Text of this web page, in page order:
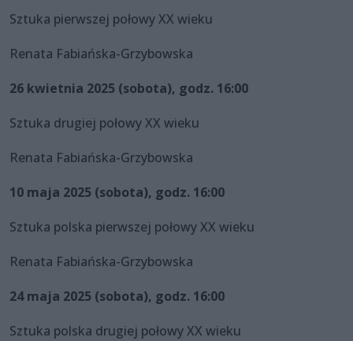
Sztuka pierwszej połowy XX wieku
Renata Fabiańska-Grzybowska
26 kwietnia 2025 (sobota), godz. 16:00
Sztuka drugiej połowy XX wieku
Renata Fabiańska-Grzybowska
10 maja 2025 (sobota), godz. 16:00
Sztuka polska pierwszej połowy XX wieku
Renata Fabiańska-Grzybowska
24 maja 2025 (sobota), godz. 16:00
Sztuka polska drugiej połowy XX wieku